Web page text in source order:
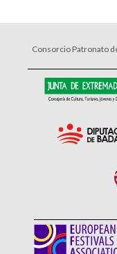
Consorcio Patronato